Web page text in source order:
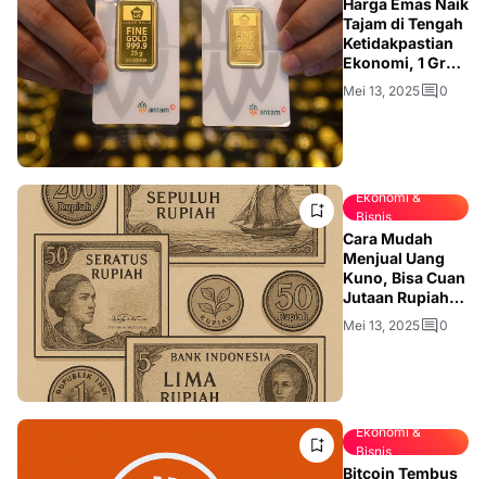
Harga Emas Naik
Tajam di Tengah
Ketidakpastian
Ekonomi, 1 Gram
Tembus Rp1,888
Juta
Mei 13, 2025 0
Ekonomi &
Bisnis
Cara Mudah
Menjual Uang
Kuno, Bisa Cuan
Jutaan Rupiah
dari Koleksi
Lama
Mei 13, 2025 0
Ekonomi &
Bisnis
Bitcoin Tembus